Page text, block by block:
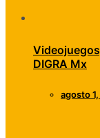
DIGRA Mx
agosto